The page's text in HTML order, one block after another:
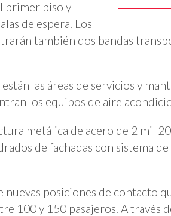
primer piso y
de espera. Los
también dos bandas
están las áreas de servicios y
los equipos de aire
metálica de acero de 2 mil
de fachadas con sistema
nuevas posiciones de contacto
100 y 150 pasajeros. A través